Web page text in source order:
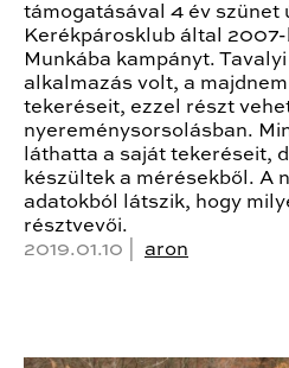
támogatásával 4 év szünet
Kerékpárosklub által
Munkába kampányt.
alkalmazás volt, a
tekeréseit, ezzel részt
nyereménysorsolásban.
láthatta a saját tekeréseit,
készültek a mérésekből. A
adatokból látszik, hogy
résztvevői.
2019.01.10 | aron